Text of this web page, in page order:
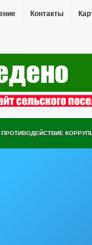
Контакты
ПРОТИВОДЕЙСТВИЕ